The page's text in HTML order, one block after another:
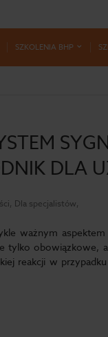
SZKOLENIA BHP
DLA
Dla specjalistów,
ważnym
tylko obowiązkowe,
reakcji w